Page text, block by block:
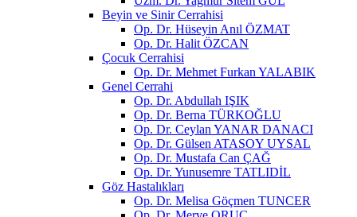
Beyin ve Sinir Cerrahisi
Op. Dr. Hüseyin Anıl ÖZMAT
Op. Dr. Halit ÖZCAN
Çocuk Cerrahisi
Op. Dr. Mehmet Furkan YALABIK
Genel Cerrahi
Op. Dr. Abdullah IŞIK
Op. Dr. Berna TÜRKOĞLU
Op. Dr. Ceylan YANAR DANACI
Op. Dr. Gülsen ATASOY UYSAL
Op. Dr. Mustafa Can ÇAĞ
Op. Dr. Yunusemre TATLIDİL
Göz Hastalıkları
Op. Dr. Melisa Göçmen TUNCER